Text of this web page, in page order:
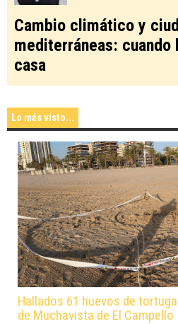
Cambio climático y
mediterráneas:
casa
Lo más visto...
Hallados 61 huevos de
de Muchavista de El Campello